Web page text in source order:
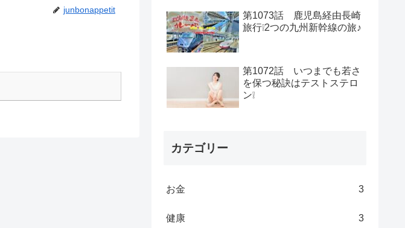
junbonappetit
第1073話 鹿児島経由長崎
旅行❕2つの九州新幹線の旅♪
第1072話 いつまでも若さ
を保つ秘訣はテストステロ
ン❕
カテゴリー
お金 3
健康 3